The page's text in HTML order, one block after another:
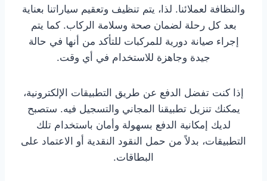
والنظافة لعملائنا. لذا، يتم تنظيف وتعقيم سياراتنا بعناية
بعد كل رحلة لضمان صحة وسلامة الركاب. كما يتم
إجراء صيانة دورية للمركبات للتأكد من أنها في حالة
جيدة وجاهزة للاستخدام في أي وقت.
إذا كنت تفضل الدفع عن طريق التطبيقات الإلكترونية،
يمكنك تنزيل تطبيقنا المجاني والتسجيل فيه. ستصبح
لديك إمكانية الدفع بسهولة وأمان باستخدام تلك
التطبيقات، بدلاً من حمل النقود النقدية أو الاعتماد على
البطاقات.